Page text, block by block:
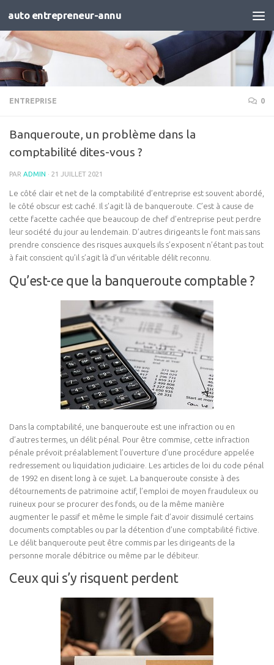
Skip to content
auto entrepreneur-annu
ENTREPRISE 0
Banqueroute, un problème dans la
comptabilité dites-vous ?
PAR ADMIN · 21 JUILLET 2021
Le côté clair et net de la comptabilité d’entreprise est souvent abordé,
le côté obscur est caché. Il s’agit là de banqueroute. C’est à cause de
cette facette cachée que beaucoup de chef d’entreprise peut perdre
leur société du jour au lendemain. D’autres dirigeants le font mais sans
prendre conscience des risques auxquels ils s’exposent n’étant pas tout
à fait conscient qu’il s’agit là d’un véritable délit reconnu.
Qu’est-ce que la banqueroute comptable ?
Dans la comptabilité, une banqueroute est une infraction ou en
d’autres termes, un délit pénal. Pour être commise, cette infraction
pénale prévoit préalablement l’ouverture d’une procédure appelée
redressement ou liquidation judiciaire. Les articles de loi du code pénal
de 1992 en disent long à ce sujet. La banqueroute consiste à des
détournements de patrimoine actif, l’emploi de moyen frauduleux ou
ruineux pour se procurer des fonds, ou de la même manière
augmenter le passif et même le simple fait d’avoir dissimulé certains
documents comptables ou par la détention d’une comptabilité fictive.
Le délit banqueroute peut être commis par les dirigeants de la
personne morale débitrice ou même par le débiteur.
Ceux qui s’y risquent perdent